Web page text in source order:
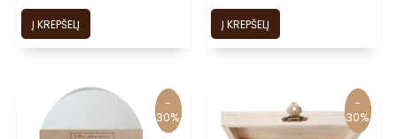
Į KREPŠELĮ Į KREPŠELĮ
-
30%
-
30%
-
30%
-
30%